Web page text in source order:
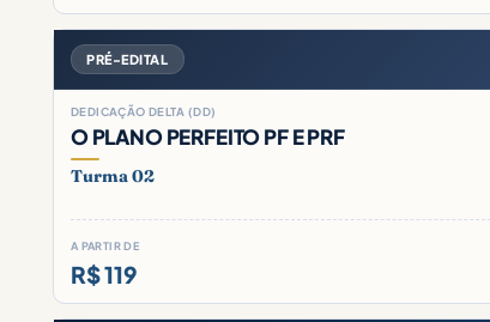
PRÉ-EDITAL
DEDICAÇÃO DELTA (DD)
O PLANO PERFEITO PF E PRF
Turma 02
A PARTIR DE
R$ 119